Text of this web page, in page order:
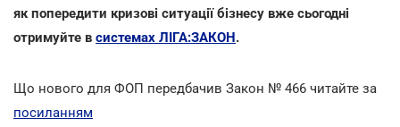
як попередити кризові ситуації бізнесу вже сьогодні
отримуйте в системах ЛІГА:ЗАКОН.
Що нового для ФОП передбачив Закон № 466 читайте за
посиланням